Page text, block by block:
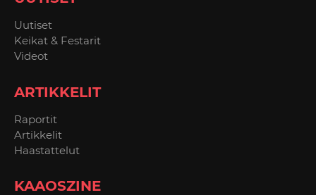
Uutiset
Keikat & Festarit
Videot
ARTIKKELIT
Raportit
Artikkelit
Haastattelut
KAAOSZINE